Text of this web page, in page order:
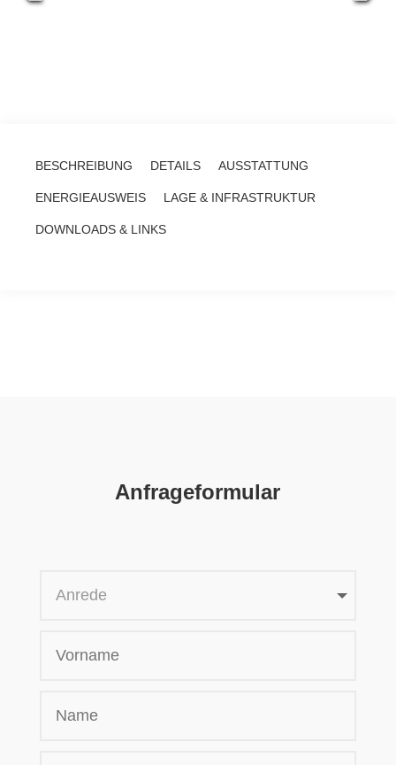
BESCHREIBUNG DETAILS AUSSTATTUNG
ENERGIEAUSWEIS LAGE & INFRASTRUKTUR
DOWNLOADS & LINKS
Anfrageformular